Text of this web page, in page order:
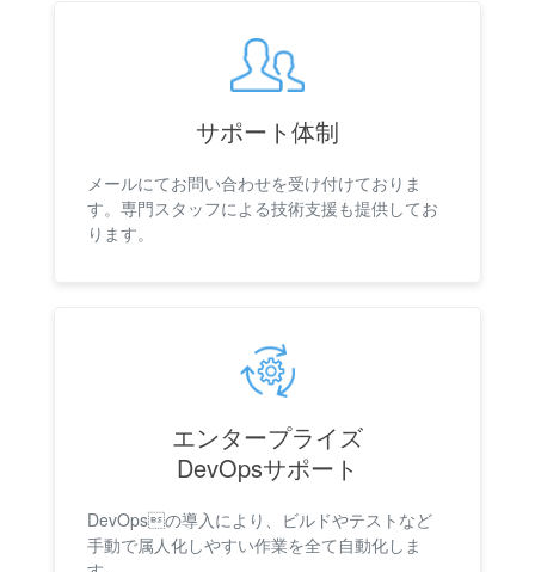
サポート体制
メールにてお問い合わせを受け付けておりま
す。専門スタッフによる技術支援も提供してお
ります。
エンタープライズ
DevOpsサポート
DevOpsの導入により、ビルドやテストなど
手動で属人化しやすい作業を全て自動化しま